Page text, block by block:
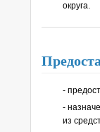
округа.
-
-
из